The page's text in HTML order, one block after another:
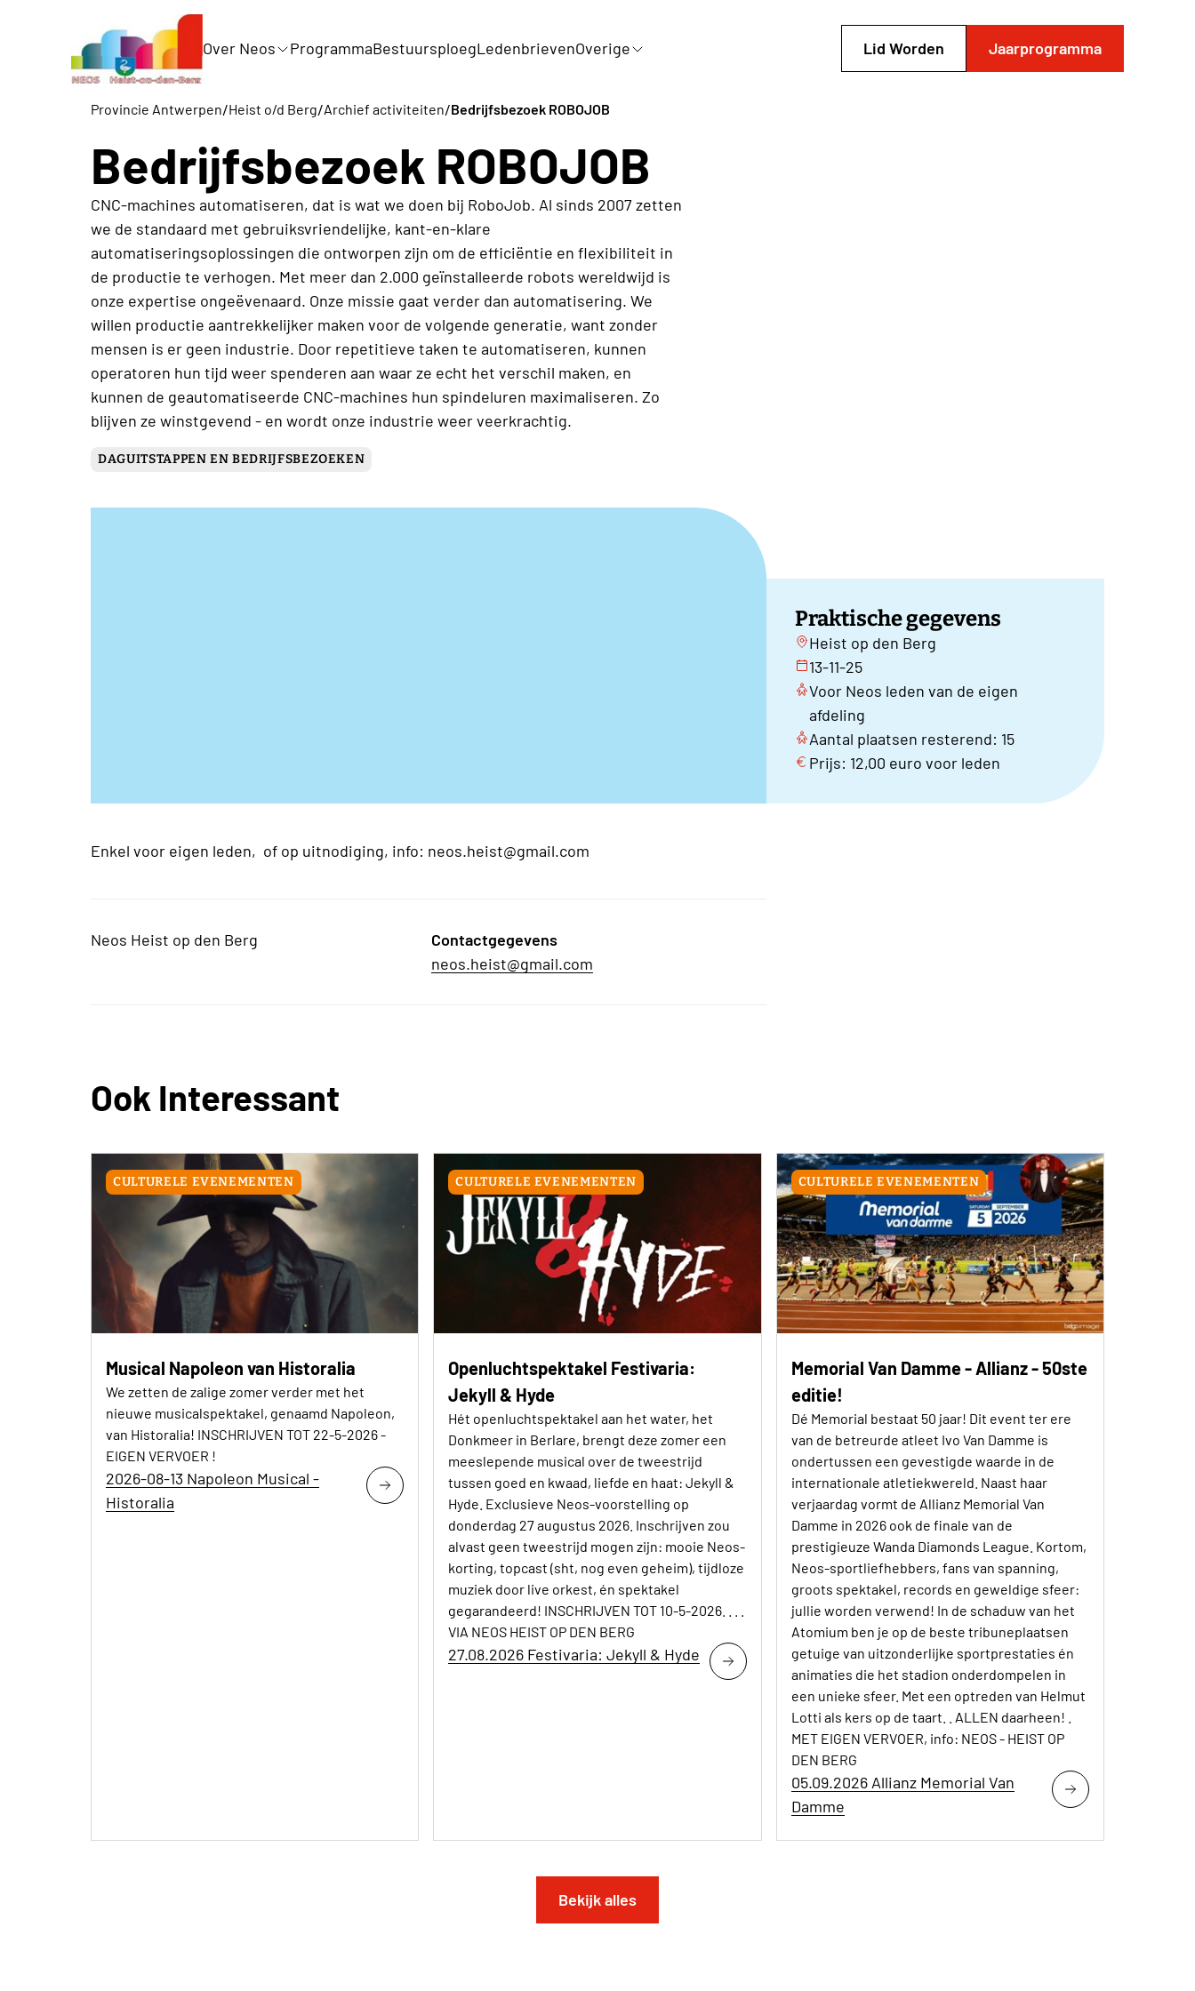
Over Neos ProgrammaBestuursploegLedenbrievenOverige Lid Worden Jaarprogramma
Provincie Antwerpen/Heist o/d Berg/Archief activiteiten/Bedrijfsbezoek ROBOJOB
Bedrijfsbezoek ROBOJOB
CNC-machines automatiseren, dat is wat we doen bij RoboJob. Al sinds 2007 zetten
we de standaard met gebruiksvriendelijke, kant-en-klare
automatiseringsoplossingen die ontworpen zijn om de efficiëntie en flexibiliteit in
de productie te verhogen. Met meer dan 2.000 geïnstalleerde robots wereldwijd is
onze expertise ongeëvenaard. Onze missie gaat verder dan automatisering. We
willen productie aantrekkelijker maken voor de volgende generatie, want zonder
mensen is er geen industrie. Door repetitieve taken te automatiseren, kunnen
operatoren hun tijd weer spenderen aan waar ze echt het verschil maken, en
kunnen de geautomatiseerde CNC-machines hun spindeluren maximaliseren. Zo
blijven ze winstgevend - en wordt onze industrie weer veerkrachtig.
DAGUITSTAPPEN EN BEDRIJFSBEZOEKEN
Praktische gegevens
Heist op den Berg
13-11-25
Voor Neos leden van de eigen
afdeling
Aantal plaatsen resterend: 15
Prijs: 12,00 euro voor leden
Enkel voor eigen leden, of op uitnodiging, info: neos.heist@gmail.com
Neos Heist op den Berg
Contactgegevens
neos.heist@gmail.com
Ook Interessant
CULTURELE EVENEMENTEN
Musical Napoleon van Historalia
We zetten de zalige zomer verder met het
nieuwe musicalspektakel, genaamd Napoleon,
van Historalia! INSCHRIJVEN TOT 22-5-2026 -
EIGEN VERVOER !
2026-08-13 Napoleon Musical -
Historalia
CULTURELE EVENEMENTEN
Openluchtspektakel Festivaria:
Jekyll & Hyde
Hét openluchtspektakel aan het water, het
Donkmeer in Berlare, brengt deze zomer een
meeslepende musical over de tweestrijd
tussen goed en kwaad, liefde en haat: Jekyll &
Hyde. Exclusieve Neos-voorstelling op
donderdag 27 augustus 2026. Inschrijven zou
alvast geen tweestrijd mogen zijn: mooie Neos-
korting, topcast (sht, nog even geheim), tijdloze
muziek door live orkest, én spektakel
gegarandeerd! INSCHRIJVEN TOT 10-5-2026. . . .
VIA NEOS HEIST OP DEN BERG
27.08.2026 Festivaria: Jekyll & Hyde
CULTURELE EVENEMENTEN
Memorial Van Damme - Allianz - 50ste
editie!
Dé Memorial bestaat 50 jaar! Dit event ter ere
van de betreurde atleet Ivo Van Damme is
ondertussen een gevestigde waarde in de
internationale atletiekwereld. Naast haar
verjaardag vormt de Allianz Memorial Van
Damme in 2026 ook de finale van de
prestigieuze Wanda Diamonds League. Kortom,
Neos-sportliefhebbers, fans van spanning,
groots spektakel, records en geweldige sfeer:
jullie worden verwend! In de schaduw van het
Atomium ben je op de beste tribuneplaatsen
getuige van uitzonderlijke sportprestaties én
animaties die het stadion onderdompelen in
een unieke sfeer. Met een optreden van Helmut
Lotti als kers op de taart. . ALLEN daarheen! .
MET EIGEN VERVOER, info: NEOS - HEIST OP
DEN BERG
05.09.2026 Allianz Memorial Van
Damme
Bekijk alles